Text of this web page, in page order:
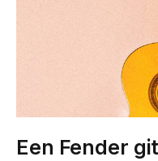
Een Fender